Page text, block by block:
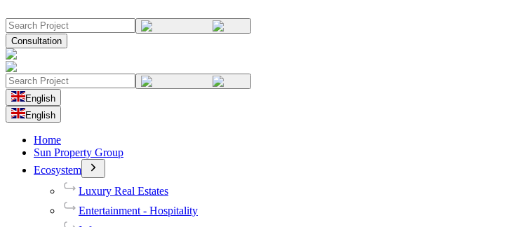
Consultation
English
English
Home
Sun Property Group
Ecosystem
Luxury Real Estates
Entertainment - Hospitality